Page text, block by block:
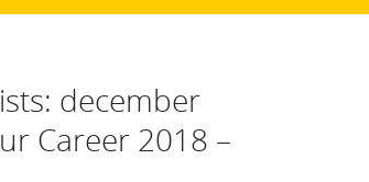
december
Career 2018 –